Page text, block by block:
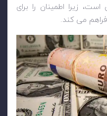
زیرا اطمینان را برای
می کند.